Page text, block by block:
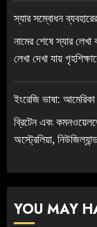
স্যার সম্বোধন
নামের শেষে স্যার
লেখা দেখা যায়
ইংরেজি ভাষা: আমেরিকা
ব্রিটেন এবং
অস্ট্রেলিয়া,
YOU MAY